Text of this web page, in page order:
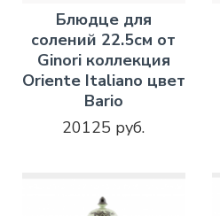
Блюдце для
солений 22.5см от
Ginori коллекция
Oriente Italiano цвет
Bario
20125 руб.